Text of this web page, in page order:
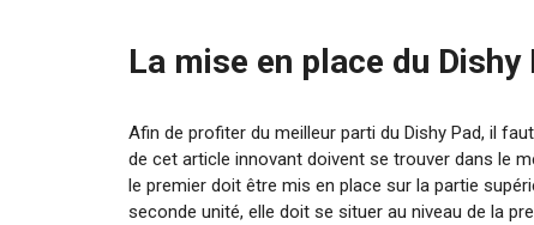
La mise en place du
Afin de profiter du meilleur parti du Dishy Pad, il
de cet article innovant doivent se trouver dans le
le premier doit être mis en place sur la partie
seconde unité, elle doit se situer au niveau de la